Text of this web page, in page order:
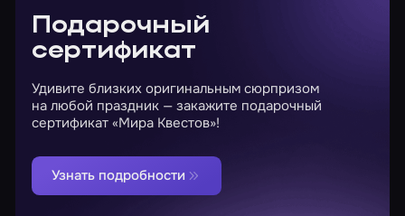
Подарочный
сертификат
Удивите близких оригинальным сюрпризом
на любой праздник — закажите подарочный
сертификат «Мира Квестов»!
Узнать подробности